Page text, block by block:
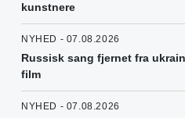
kunstnere
NYHED - 07.08.2026
Russisk sang fjernet fra
film
NYHED - 07.08.2026